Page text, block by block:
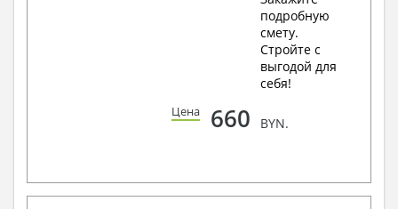
подробную
смету.
Стройте с
выгодой для
себя!
Цена 660 BYN.